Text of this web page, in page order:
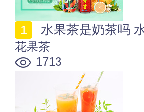
水果茶是奶茶吗
花果茶
1713